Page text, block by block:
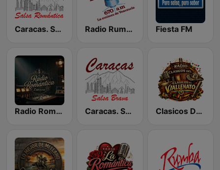
Caracas. Salsa Romántica Radio Rumbos Fiesta FM
Radio Romántica Caracas. Salsa Brava... Clasicos Del Vallenato